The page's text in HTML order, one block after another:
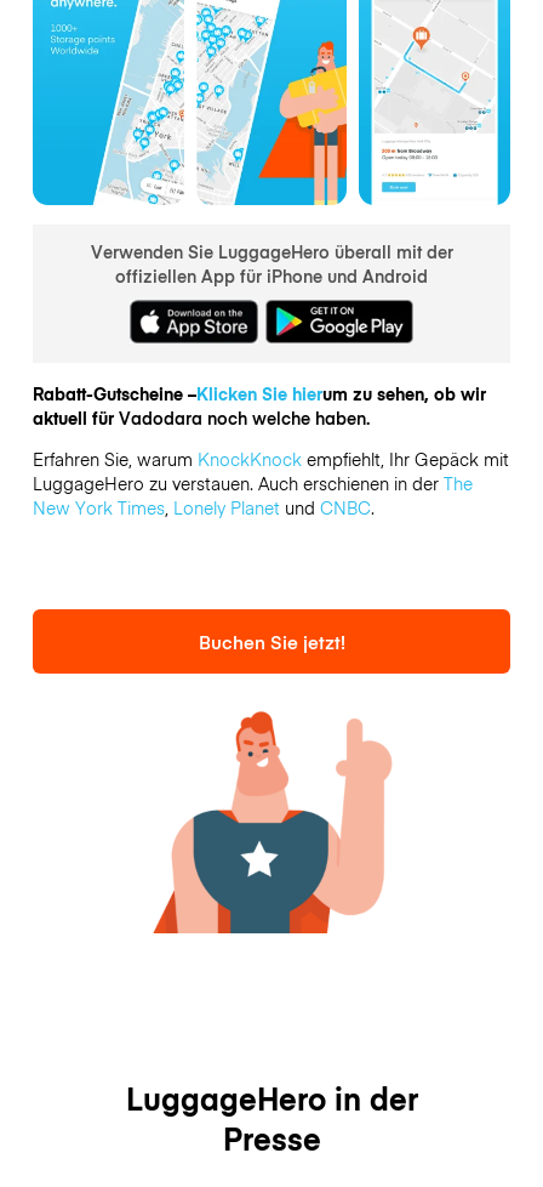
Verwenden Sie LuggageHero überall mit der
offiziellen App für iPhone und Android
Rabatt-Gutscheine –Klicken Sie hierum zu sehen, ob wir
aktuell für Vadodara noch welche haben.
Erfahren Sie, warum KnockKnockempfiehlt, Ihr Gepäck mit
LuggageHero zu verstauen. Auch erschienen in der The
New York Times, Lonely Planetund CNBC.
Buchen Sie jetzt!
LuggageHero in der
Presse